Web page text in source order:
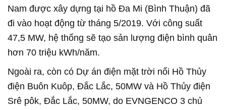
Nam được xây dựng tại hồ Đa Mi (Bình Thuận) đã
đi vào hoạt động từ tháng 5/2019. Với công suất
47,5 MW, hệ thống sẽ tạo sản lượng điện bình quân
hơn 70 triệu kWh/năm.
Ngoài ra, còn có Dự án điện mặt trời nổi Hồ Thủy
điện Buôn Kuôp, Đắc Lắc, 50MW và Hồ Thủy điện
Srê pôk, Đắc Lắc, 50MW, do EVNGENCO 3 chủ